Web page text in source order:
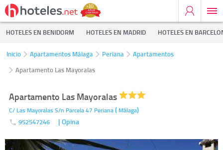
HOTELES EN BENIDORM HOTELES EN MADRID HOTELES EN
Inicio Apartamentos Málaga Periana
Apartamentos
Apartamento Las Mayoralas
Apartamento Las Mayoralas
C/ Las Mayoralas S/n Parcela 47 Periana( Málaga)
952547246 | Opina